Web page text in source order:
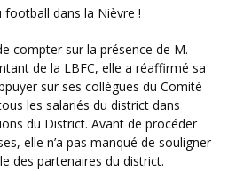
football dans la Nièvre !
de la LBFC, elle a réaffirmé sa
sur ses collègues du Comité
les salariés du district dans
du District. Avant de procéder
elle n’a pas manqué de souligner
des partenaires du district.